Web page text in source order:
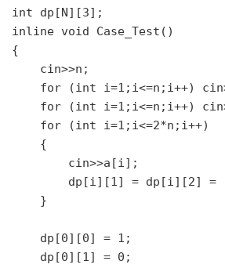
int dp[N][3];
inline void Case_Test()
{
    cin>>n;
for (int i=1;i<=n;i++)
for (int i=1;i<=n;i++)
    for (int i=1;i<=2*n;i++)
    {
        cin>>a[i];
dp[i][1] = dp[i][2] =
    }
    dp[0][0] = 1;
    dp[0][1] = 0;